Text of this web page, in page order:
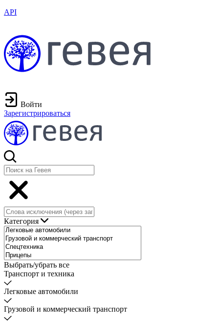
API
Войти
Зарегистрироваться
Категория
Выбрать/убрать все
Транспорт и техника
Легковые автомобили
Грузовой и коммерческий транспорт